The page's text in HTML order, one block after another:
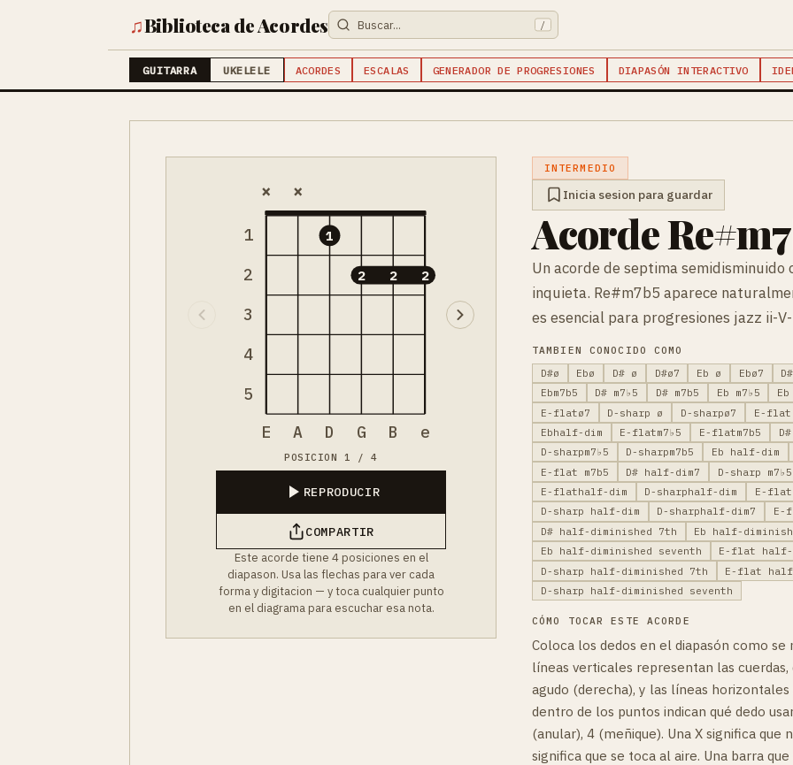
♫Biblioteca de Acordes /
GUITARRA UKELELE ACORDES ESCALAS GENERADOR DE PROGRESIONES DIAPASÓN INTERACTIVO
1
2
3
4
5
× ×
1
2 2 2
E A D G B e
POSICION 1 / 4
REPRODUCIR
COMPARTIR
Este acorde tiene 4 posiciones en el
diapason. Usa las flechas para ver cada
forma y digitacion — y toca cualquier punto
en el diagrama para escuchar esa nota.
INTERMEDIO
Inicia sesion para guardar
Acorde
Un acorde de septima semidisminuido
inquieta. Re#m7b5 aparece
es esencial para progresiones jazz ii-
TAMBIEN CONOCIDO COMO
D#ø
Ebø D# ø D#ø7 Eb ø Ebø7
Ebm7b5
D# m7♭5 D# m7b5 Eb m7♭5 Eb
E-flatø7
D-sharp ø D-sharpø7 E-flat
Ebhalf-dim
E-flatm7♭5 E-flatm7b5
D-sharpm7♭5
D-sharpm7b5 Eb half-dim
E-flat m7b5
D# half-dim7 D-sharp m7♭5
E-flathalf-dim
D-sharphalf-dim E-flat
D-sharp half-dim
D-sharphalf-dim7 E-
D# half-diminished 7th
Eb half-
Eb half-diminished seventh
E-flat half-
D-sharp half-diminished 7th
E-flat half-
D-sharp half-diminished seventh
CÓMO TOCAR ESTE ACORDE
Coloca los dedos en el diapasón como se
líneas verticales representan las cuerdas,
agudo (derecha), y las líneas
dentro de los puntos indican qué dedo
(anular), 4 (meñique). Una X significa que
significa que se toca al aire. Una barra